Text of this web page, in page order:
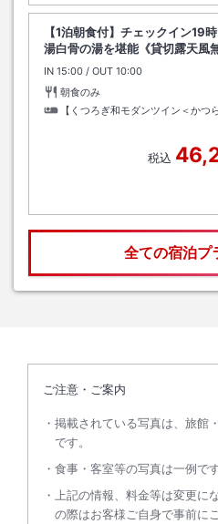
【1泊朝食付】チェックイン19
湯白骨の湯を堪能《貸切露天風
IN チェックイン
15:00 / OUT チェックアウト
10:00
朝食のみ
【くつろぎ和モダンツイン＜かつ
税込
全ての宿泊プ
ご注意・ご案内
掲載されている写真は、旅館
です。
食事・客室等の写真は一例です
上記の情報、料金等は変更に
の際はお客様ご自身で事前に